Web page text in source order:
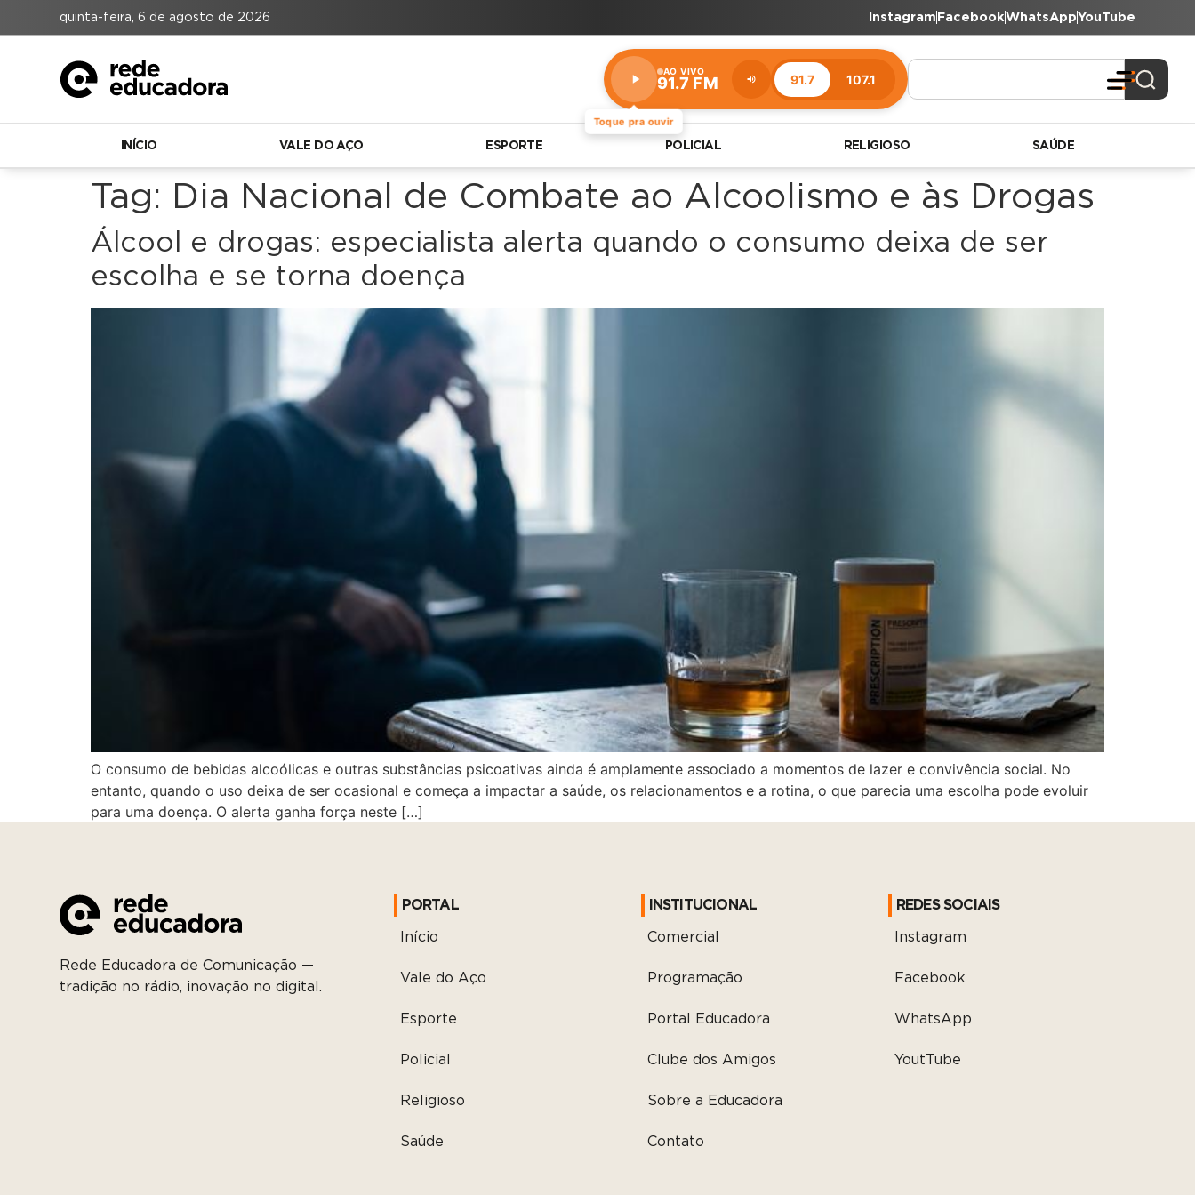
quinta-feira, 6 de agosto de 2026 Instagram FacebookWhatsAppYouTube
Toque pra ouvir
AO VIVO
91.7 FM 91.7 107.1
Estação:
91.7
FM
INÍCIO VALE DO AÇO ESPORTE POLICIAL RELIGIOSO SAÚDE
Tag: Dia Nacional de Combate ao Alcoolismo e às Drogas
Álcool e drogas: especialista alerta quando o consumo deixa de ser
escolha e se torna doença
O consumo de bebidas alcoólicas e outras substâncias psicoativas ainda é amplamente associado a momentos de lazer e convivência social. No
entanto, quando o uso deixa de ser ocasional e começa a impactar a saúde, os relacionamentos e a rotina, o que parecia uma escolha pode evoluir
para uma doença. O alerta ganha força neste […]
Rede Educadora de Comunicação —
tradição no rádio, inovação no digital.
PORTAL
Início
Vale do Aço
Esporte
Policial
Religioso
Saúde
INSTITUCIONAL
Comercial
Programação
Portal Educadora
Clube dos Amigos
Sobre a Educadora
Contato
REDES SOCIAIS
Instagram
Facebook
WhatsApp
YoutTube